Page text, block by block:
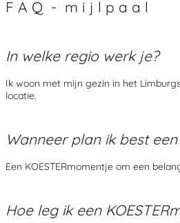
F A Q - m i j l p a a l
In welke regio werk je?
Ik woon met mijn gezin in het
locatie.
Wanneer plan ik best
Een KOESTERmomentje om een
Hoe leg ik een